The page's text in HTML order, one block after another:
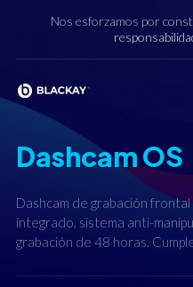
Nos esforzamos por
Dashcam OS
Dashcam de grabación
integrado, sistema anti-
grabación de 48 horas.